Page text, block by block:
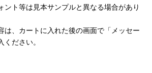
ント等は見本サンプルと異なる場合があり
は、カートに入れた後の画面で「メッセー
ください。